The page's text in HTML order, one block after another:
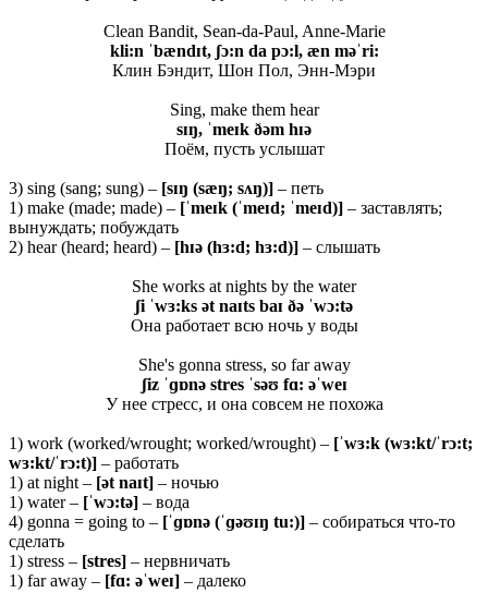
Clean Bandit, Sean-da-Paul, Anne-Marie
kli:n ˈbændɪt, ʃɔ:n da pɔ:l, æn məˈri:
Клин Бэндит, Шон Пол, Энн-Мэри
Sing, make them hear
sɪŋ, ˈmeɪk ðəm hɪə
Поём, пусть услышат
3) sing (sang; sung) – [sɪŋ (sæŋ; sʌŋ)] – петь
1) make (made; made) – [ˈmeɪk (ˈmeɪd; ˈmeɪd)] – заставлять;
вынуждать; побуждать
2) hear (heard; heard) – [hɪə (hɜ:d; hɜ:d)] – слышать
She works at nights by the water
ʃi ˈwɜ:ks ət naɪts baɪ ðə ˈwɔ:tə
Она работает всю ночь у воды
She's gonna stress, so far away
ʃiz ˈɡɒnə stres ˈsəʊ fɑ: əˈweɪ
У нее стресс, и она совсем не похожа
1) work (worked/wrought; worked/wrought) – [ˈwɜ:k (wɜ:kt/ˈrɔ:t;
wɜ:kt/ˈrɔ:t)] – работать
1) at night – [ət naɪt] – ночью
1) water – [ˈwɔ:tə] – вода
4) gonna = going to – [ˈɡɒnə (ˈɡəʊɪŋ tu:)] – собираться что-то
сделать
1) stress – [stres] – нервничать
1) far away – [fɑ: əˈweɪ] – далеко